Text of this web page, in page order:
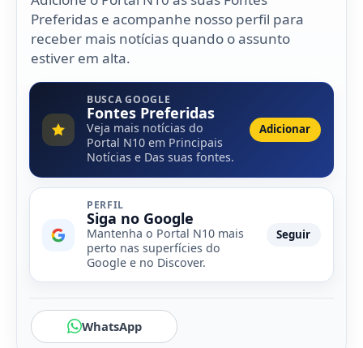
Preferidas e acompanhe nosso perfil para
receber mais notícias quando o assunto
estiver em alta.
BUSCA GOOGLE
Fontes Preferidas
Veja mais notícias do
Portal N10 em Principais
Notícias e Das suas fontes.
Adicionar
PERFIL
Siga no Google
Mantenha o Portal N10 mais
perto nas superfícies do
Google e no Discover.
Seguir
WhatsApp